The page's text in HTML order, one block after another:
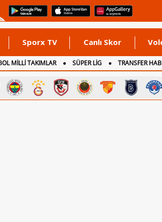
Sporx TV Canlı Skor
MİLLİ TAKIMLAR SÜPER LİG TRANSFER